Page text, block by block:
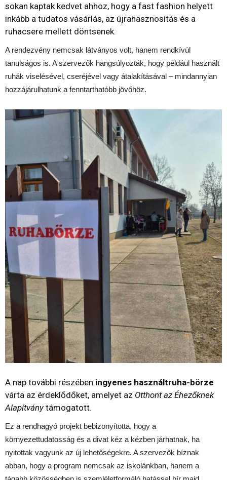
sokan kaptak kedvet ahhoz, hogy a fast fashion helyett
inkább a tudatos vásárlás, az újrahasznosítás és a
ruhacsere mellett döntsenek.
A rendezvény nemcsak látványos volt, hanem rendkívül
tanulságos is. A szervezők hangsúlyozták, hogy például használt
ruhák viselésével, cseréjével vagy átalakításával – mindannyian
hozzájárulhatunk a fenntarthatóbb jövőhöz.
A nap további részében ingyenes használtruha-börze
várta az érdeklődőket, amelyet az Otthont az Éhezőknek
Alapítványtámogatott.
Ez a rendhagyó projekt bebizonyította, hogy a
környezettudatosság és a divat kéz a kézben járhatnak, ha
nyitottak vagyunk az új lehetőségekre. A szervezők bíznak
abban, hogy a program nemcsak az iskolánkban, hanem a